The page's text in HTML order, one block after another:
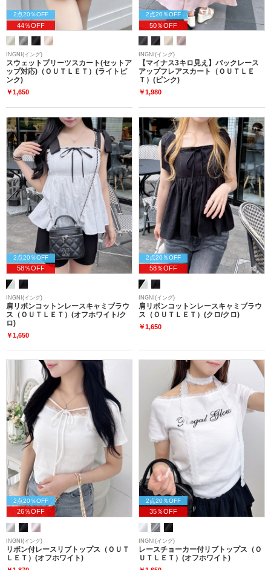
2点20％OFF
44％OFF
INGNI(イング)
スウェットプリーツスカート(セットア
ップ対応)（ＯＵＴＬＥＴ）(ライトピ
ンク)
￥1,650
2点20％OFF
50％OFF
INGNI(イング)
【マイナス3キロ見え】バックレース
アップフレアスカート（ＯＵＴＬＥ
Ｔ）(ピンク)
￥1,980
2点20％OFF
58％OFF
INGNI(イング)
肩リボンコットンレースキャミブラウ
ス（ＯＵＴＬＥＴ）(オフホワイト/ク
ロ)
￥1,650
2点20％OFF
58％OFF
INGNI(イング)
肩リボンコットンレースキャミブラウ
ス（ＯＵＴＬＥＴ）(クロ/クロ)
￥1,650
2点20％OFF
26％OFF
INGNI(イング)
リボン付レースリブトップス（ＯＵＴ
ＬＥＴ）(オフホワイト)
2点20％OFF
35％OFF
INGNI(イング)
レースチョーカー付リブトップス（Ｏ
ＵＴＬＥＴ）(オフホワイト)